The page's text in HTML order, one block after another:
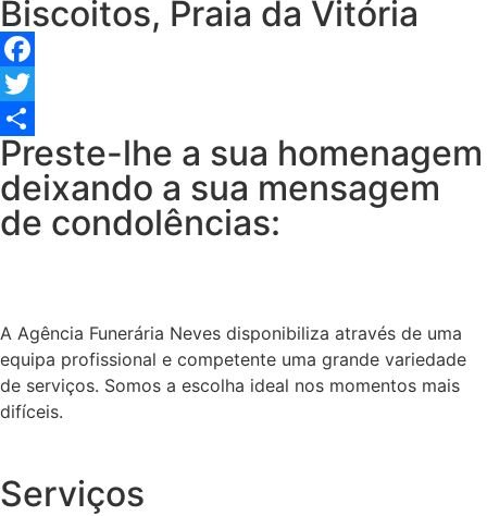
Biscoitos, Praia da Vitória
Facebook
Twitter
Share
Preste-lhe a sua homenagem
deixando a sua mensagem
de condolências:
A Agência Funerária Neves disponibiliza através de uma
equipa profissional e competente uma grande variedade
de serviços. Somos a escolha ideal nos momentos mais
difíceis.
Serviços